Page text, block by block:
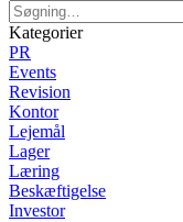
Kategorier
PR
Events
Revision
Kontor
Lejemål
Lager
Læring
Beskæftigelse
Investor